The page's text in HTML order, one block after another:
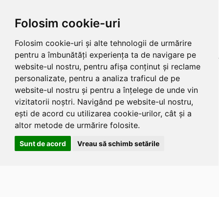
Folosim cookie-uri
Folosim cookie-uri și alte tehnologii de urmărire
pentru a îmbunătăți experiența ta de navigare pe
website-ul nostru, pentru afișa conținut și reclame
personalizate, pentru a analiza traficul de pe
website-ul nostru și pentru a înțelege de unde vin
vizitatorii noștri. Navigând pe website-ul nostru,
ești de acord cu utilizarea cookie-urilor, cât și a
altor metode de urmărire folosite.
Sunt de acord Vreau să schimb setările